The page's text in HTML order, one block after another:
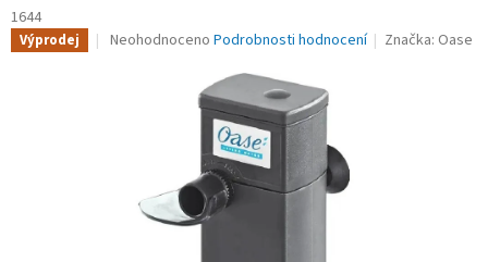
1644
Výprodej
Průměrné
hvězdiček.
Neohodnoceno Podrobnosti hodnocení Značka: Oase